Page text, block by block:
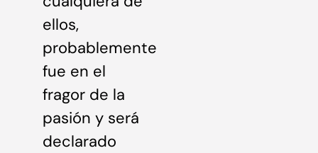
ellos,
probablemente
fue en el
fragor de la
pasión y será
declarado